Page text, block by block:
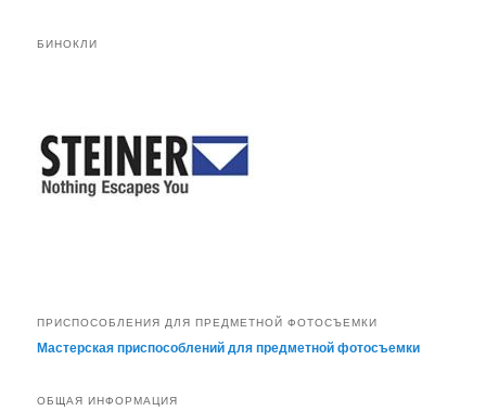
БИНОКЛИ
ПРИСПОСОБЛЕНИЯ ДЛЯ ПРЕДМЕТНОЙ ФОТОСЪЕМКИ
Мастерская приспособлений для предметной фотосъемки
ОБЩАЯ ИНФОРМАЦИЯ